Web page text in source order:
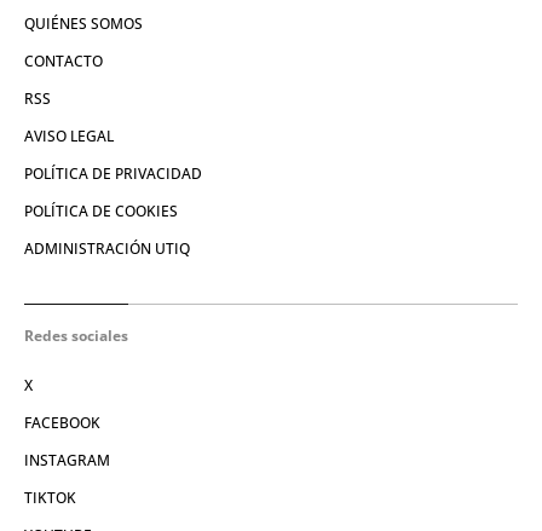
QUIÉNES SOMOS
CONTACTO
RSS
AVISO LEGAL
POLÍTICA DE PRIVACIDAD
POLÍTICA DE COOKIES
ADMINISTRACIÓN UTIQ
Redes sociales
X
FACEBOOK
INSTAGRAM
TIKTOK